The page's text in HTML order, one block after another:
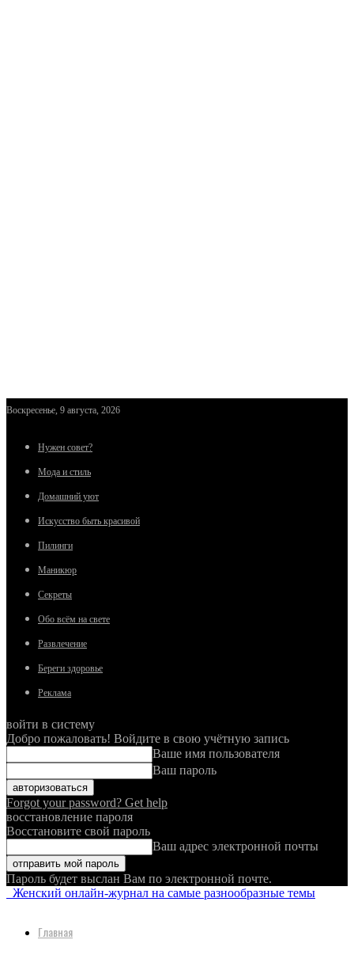
Воскресенье, 9 августа, 2026
Нужен совет?
Мода и стиль
Домашний уют
Искусство быть красивой
Пилинги
Маникюр
Секреты
Обо всём на свете
Развлечение
Береги здоровье
Реклама
войти в систему
Добро пожаловать! Войдите в свою учётную запись
Ваше имя пользователя
Ваш пароль
Forgot your password? Get help
восстановление пароля
Восстановите свой пароль
Ваш адрес электронной почты
Пароль будет выслан Вам по электронной почте.
Женский онлайн-журнал на самые разнообразные темы
Главная